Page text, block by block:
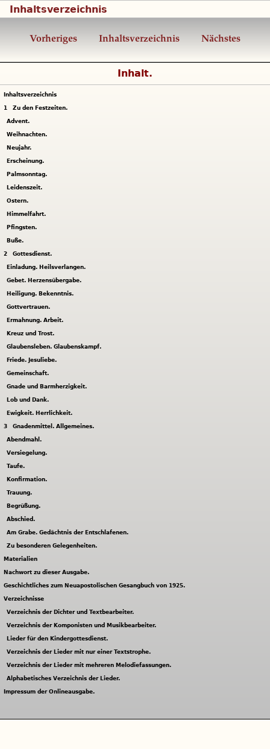
Inhaltsverzeichnis
Vorheriges Inhaltsverzeichnis Nächstes
Inhalt.
Inhaltsverzeichnis
1 Zu den Festzeiten.
Advent.
Weihnachten.
Neujahr.
Erscheinung.
Palmsonntag.
Leidenszeit.
Ostern.
Himmelfahrt.
Pfingsten.
Buße.
2 Gottesdienst.
Einladung. Heilsverlangen.
Gebet. Herzensübergabe.
Heiligung. Bekenntnis.
Gottvertrauen.
Ermahnung. Arbeit.
Kreuz und Trost.
Glaubensleben. Glaubenskampf.
Friede. Jesuliebe.
Gemeinschaft.
Gnade und Barmherzigkeit.
Lob und Dank.
Ewigkeit. Herrlichkeit.
3 Gnadenmittel. Allgemeines.
Abendmahl.
Versiegelung.
Taufe.
Konfirmation.
Trauung.
Begrüßung.
Abschied.
Am Grabe. Gedächtnis der Entschlafenen.
Zu besonderen Gelegenheiten.
Materialien
Nachwort zu dieser Ausgabe.
Geschichtliches zum Neuapostolischen Gesangbuch von 1925.
Verzeichnisse
Verzeichnis der Dichter und Textbearbeiter.
Verzeichnis der Komponisten und Musikbearbeiter.
Lieder für den Kindergottesdienst.
Verzeichnis der Lieder mit nur einer Textstrophe.
Verzeichnis der Lieder mit mehreren Melodiefassungen.
Alphabetisches Verzeichnis der Lieder.
Impressum der Onlineausgabe.